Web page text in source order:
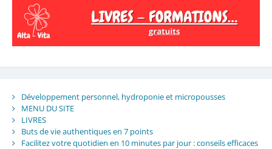
Développement personnel, hydroponie et micropousses
MENU DU SITE
LIVRES
Buts de vie authentiques en 7 points
Facilitez votre quotidien en 10 minutes par jour : conseils efficaces